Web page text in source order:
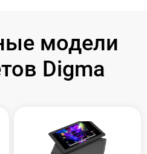
модели
Digma